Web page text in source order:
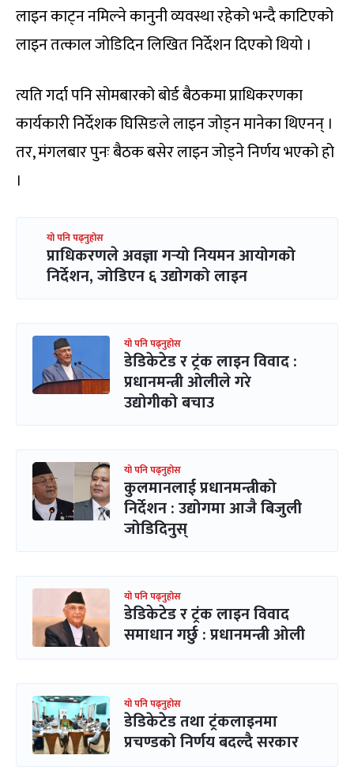
लाइन काट्न नमिल्ने कानुनी व्यवस्था रहेको भन्दै काटिएको
लाइन तत्काल जोडिदिन लिखित निर्देशन दिएको थियो ।
त्यति गर्दा पनि सोमबारको बोर्ड बैठकमा प्राधिकरणका
कार्यकारी निर्देशक घिसिङले लाइन जोड्न मानेका थिएनन् ।
तर, मंगलबार पुनः बैठक बसेर लाइन जोड्ने निर्णय भएको हो
।
यो पनि पढ्नुहोस
प्राधिकरणले अवज्ञा गर्‍यो नियमन आयोगको
निर्देशन, जोडिएन ६ उद्योगको लाइन
यो पनि पढ्नुहोस
डेडिकेटेड र ट्रंक लाइन विवाद :
प्रधानमन्त्री ओलीले गरे
उद्योगीको बचाउ
यो पनि पढ्नुहोस
कुलमानलाई प्रधानमन्त्रीको
निर्देशन : उद्योगमा आजै बिजुली
जोडिदिनुस्
यो पनि पढ्नुहोस
डेडिकेटेड र ट्रंक लाइन विवाद
समाधान गर्छु : प्रधानमन्त्री ओली
यो पनि पढ्नुहोस
डेडिकेटेड तथा ट्रंकलाइनमा
प्रचण्डको निर्णय बदल्दै सरकार